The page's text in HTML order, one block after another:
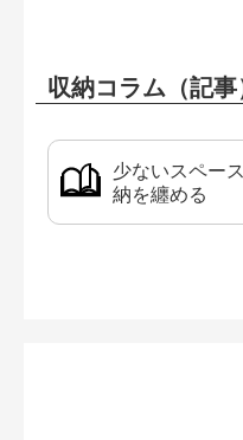
収納コラム（記事
少ないスペー
納を纏める